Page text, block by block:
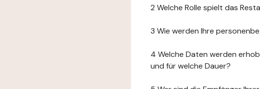
2 Welche Rolle spielt das
3 Wie werden Ihre
4 Welche Daten werden
und für welche Dauer?